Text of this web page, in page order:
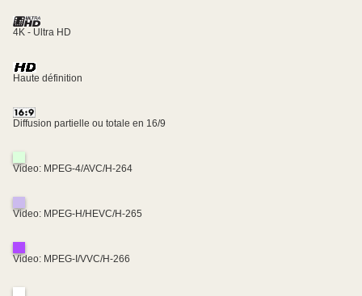
4K - Ultra HD
Haute définition
Diffusion partielle ou totale en 16/9
Video: MPEG-4/AVC/H-264
Video: MPEG-H/HEVC/H-265
Video: MPEG-I/VVC/H-266